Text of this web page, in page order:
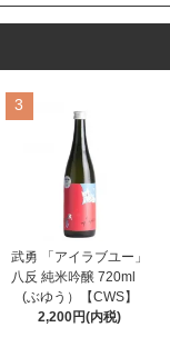
3
武勇 「アイラブユー」
八反 純米吟醸 720ml
(ぶゆう）【CWS】
2,200円(内税)